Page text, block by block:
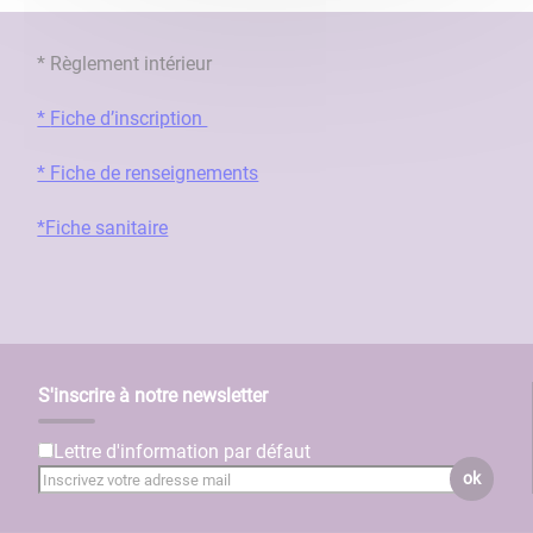
* Règlement intérieur
* Fiche d’inscription
* Fiche de renseignements
*Fiche sanitaire
S'inscrire à notre newsletter
Lettre d'information par défaut
ok